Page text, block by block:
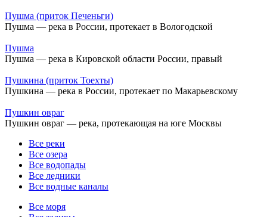
Пушма (приток Печеньги)
Пушма — река в России, протекает в Вологодской
Пушма
Пушма — река в Кировской области России, правый
Пушкина (приток Тоехты)
Пушкина — река в России, протекает по Макарьевскому
Пушкин овраг
Пушкин овраг — река, протекающая на юге Москвы
Все реки
Все озера
Все водопады
Все ледники
Все водные каналы
Все моря